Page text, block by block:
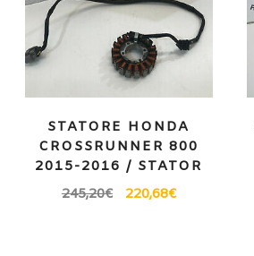
STATORE HONDA
CROSSRUNNER 800
2015-2016 / STATOR
245,20€ 220,68€